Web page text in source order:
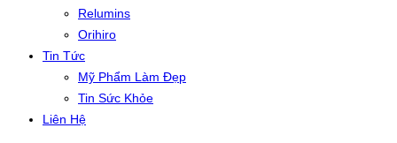
Relumins
Orihiro
Tin Tức
Mỹ Phẩm Làm Đẹp
Tin Sức Khỏe
Liên Hệ